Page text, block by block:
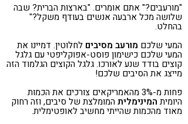
"מורעבים?" אתם אומרים. "בארצות הברית? שבה
שלושה מכל ארבעה אנשים בעודף משקל?"
בהחלט.
המעי שלכם מורעב מסיבים לחלוטין. דמיינו את
המעי שלכם כישימון פוסט-אפוקליפטי עם גלגל
קוצים בודד שנע לאורכו. גלגל הקוצים הגלמוד הזה
מייצג את הסיבים שלכם!
פחות מ-3% מהאמריקאים צורכים את הכמות
היומית המינימלית המומלצת של סיבים, וזה רחוק
מאוד מהכמות שהייתי מחשיב לאופטימלית.